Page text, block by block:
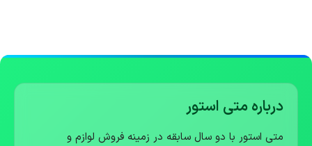
درباره متی استور
متی استور با دو سال سابقه در زمینه فروش لوازم و